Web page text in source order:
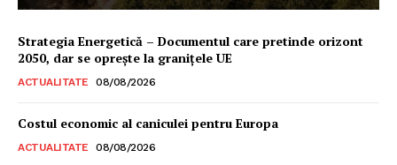
Strategia Energetică – Documentul care pretinde orizont
2050, dar se oprește la granițele UE
ACTUALITATE 08/08/2026
Costul economic al caniculei pentru Europa
ACTUALITATE 08/08/2026